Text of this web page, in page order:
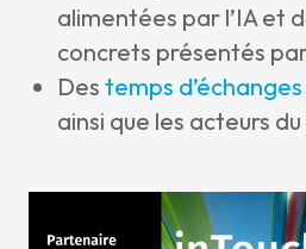
alimentées par l’IA et
concrets présentés
Des temps d’échanges
ainsi que les acteurs